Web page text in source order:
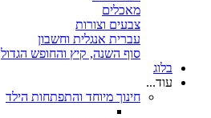
מאכלים
צבעים וצורות
עברית אנגלית וחשבון
סוף השנה, קיץ והחופש הגדול
בלוג
עוד...
חינוך מיוחד והתפתחות הילד